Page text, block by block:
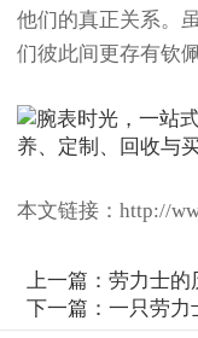
他们的真正关系。
们彼此间更存有钦
本文链接：http://
上一篇：劳力士的
下一篇：一只劳力